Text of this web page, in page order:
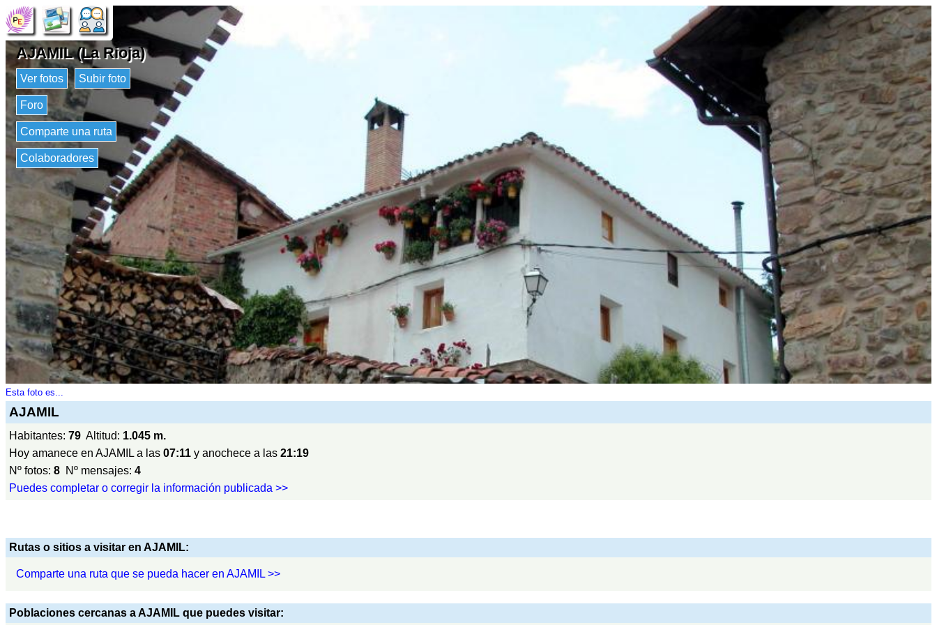
AJAMIL (La Rioja)
Ver fotos Subir foto
Foro
Comparte una ruta
Colaboradores
Esta foto es...
AJAMIL
Habitantes: 79 Altitud: 1.045 m.
Hoy amanece en AJAMIL a las 07:11 y anochece a las 21:19
Nº fotos: 8 Nº mensajes: 4
Puedes completar o corregir la información publicada >>
Rutas o sitios a visitar en AJAMIL:
Comparte una ruta que se pueda hacer en AJAMIL >>
Poblaciones cercanas a AJAMIL que puedes visitar: